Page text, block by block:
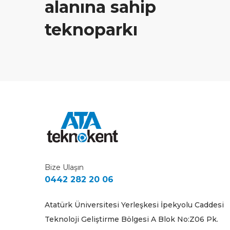
alanına sahip
teknoparkı
Bize Ulaşın
0442 282 20 06
Atatürk Üniversitesi Yerleşkesi İpekyolu Caddesi
Teknoloji Geliştirme Bölgesi A Blok No:Z06 Pk.